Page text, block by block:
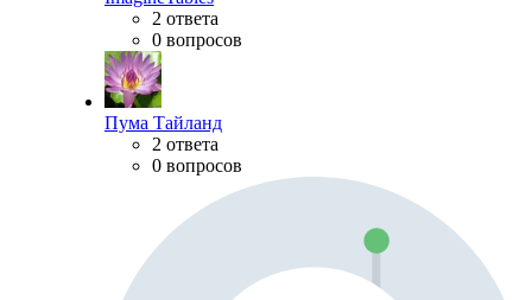
2 ответа
0 вопросов
Пума Тайланд
2 ответа
0 вопросов